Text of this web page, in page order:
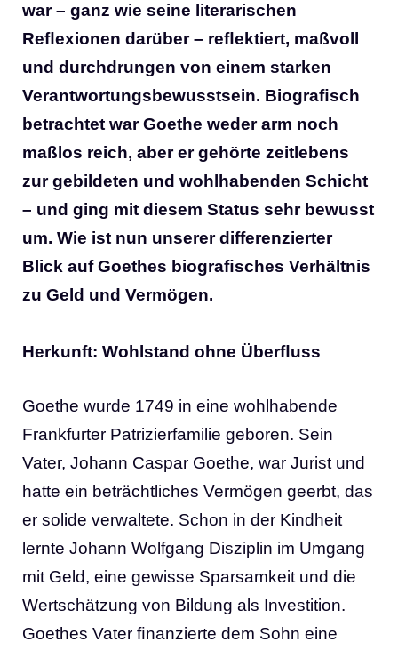
war – ganz wie seine literarischen
Reﬂexionen darüber – reﬂektiert, maßvoll
und durchdrungen von einem starken
Verantwortungsbewusstsein. Biograﬁsch
betrachtet war Goethe weder arm noch
maßlos reich, aber er gehörte zeitlebens
zur gebildeten und wohlhabenden Schicht
– und ging mit diesem Status sehr bewusst
um. Wie ist nun unserer differenzierter
Blick auf Goethes biograﬁsches Verhältnis
zu Geld und Vermögen.
Herkunft: Wohlstand ohne Überﬂuss
Goethe wurde 1749 in eine wohlhabende
Frankfurter Patrizierfamilie geboren. Sein
Vater, Johann Caspar Goethe, war Jurist und
hatte ein beträchtliches Vermögen geerbt, das
er solide verwaltete. Schon in der Kindheit
lernte Johann Wolfgang Disziplin im Umgang
mit Geld, eine gewisse Sparsamkeit und die
Wertschätzung von Bildung als Investition.
Goethes Vater ﬁnanzierte dem Sohn eine